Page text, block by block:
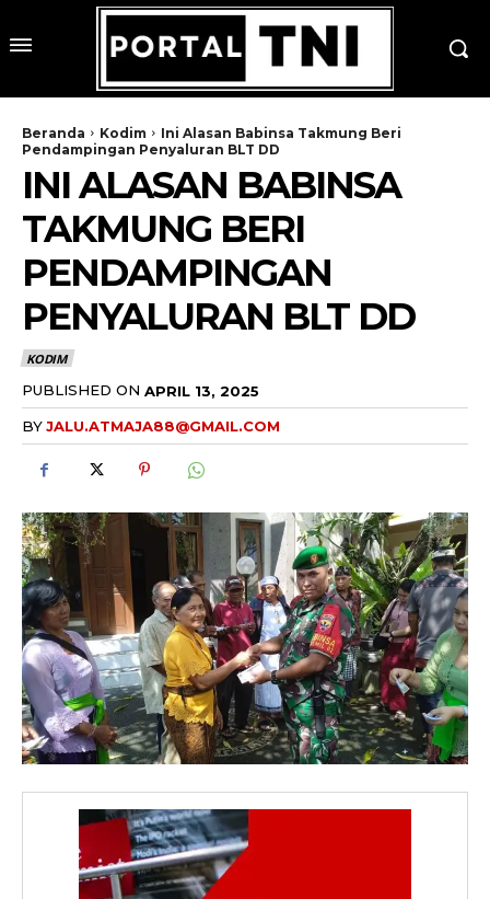
Beranda Kodim
Ini Alasan Babinsa Takmung Beri
Pendampingan Penyaluran BLT DD
INI ALASAN BABINSA
TAKMUNG BERI
PENDAMPINGAN
PENYALURAN BLT DD
KODIM
PUBLISHED ON APRIL 13, 2025
BYJALU.ATMAJA88@GMAIL.COM